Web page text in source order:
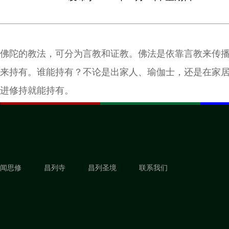
佛陀的教法，可分为言教和证教。佛法是依靠言教来传
来持有。谁能持有？不论是出家人、瑜伽士，还是在家
进修持就能持有。
闻思修 昌列寺 昌列圣境 联系我们